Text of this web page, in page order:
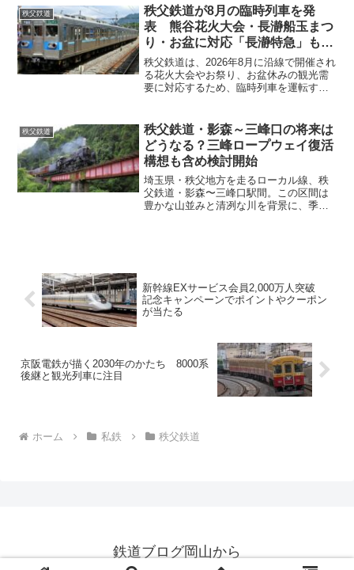
ら発表されました。運行日は 2026年7月
11日（土）・...
秩父鉄道
秩父鉄道が8月の臨時列車を発
表 熊谷花火大会・長瀞船玉まつ
り・お盆に対応「長瀞特急」も運
転
秩父鉄道は、2026年8月に沿線で開催され
る花火大会やお祭り、お盆休みの観光需
要に対応するため、臨時列車を運転する
り」に合わせた臨時列車に加え、お盆休
み期間には長...
秩父鉄道
秩父鉄道・影森～三峰口の将来は
どうなる？三峰ロープウェイ復活
構想も含め検討開始
埼玉県・秩父地方を走るローカル線、秩
父鉄道・影森〜三峰口駅間。この区間は
豊かな山並みと清冽な川を背景に、季節
新幹線EXサービス会員2,000万人突破
記念キャンペーンでポイントやクーポン
が当たる
京阪電鉄が描く2030年のかたち 8000系
後継と観光列車に注目
ホーム 私鉄 秩父鉄道
鉄道ブログ岡山から